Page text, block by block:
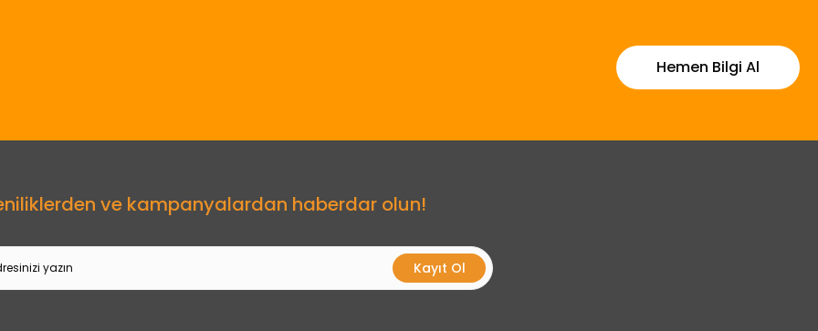
Hemen Bilgi Al
ve kampanyalardan haberdar olun!
Kayıt Ol